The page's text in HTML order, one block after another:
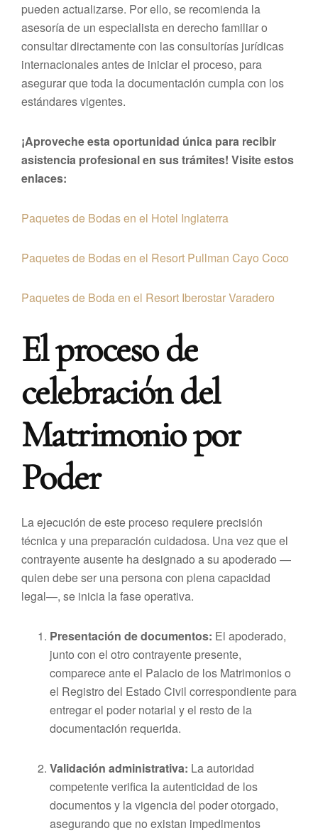
pueden actualizarse. Por ello, se recomienda la
asesoría de un especialista en derecho familiar o
consultar directamente con las consultorías jurídicas
internacionales antes de iniciar el proceso, para
asegurar que toda la documentación cumpla con los
estándares vigentes.
¡Aproveche esta oportunidad única para recibir
asistencia profesional en sus trámites! Visite estos
enlaces:
Paquetes de Bodas en el Hotel Inglaterra
Paquetes de Bodas en el Resort Pullman Cayo Coco
Paquetes de Boda en el Resort Iberostar Varadero
El proceso de
celebración del
Matrimonio por
Poder
La ejecución de este proceso requiere precisión
técnica y una preparación cuidadosa. Una vez que el
contrayente ausente ha designado a su apoderado —
quien debe ser una persona con plena capacidad
legal—, se inicia la fase operativa.
Presentación de documentos: El apoderado,
junto con el otro contrayente presente,
comparece ante el Palacio de los Matrimonios o
el Registro del Estado Civil correspondiente para
entregar el poder notarial y el resto de la
documentación requerida.
Validación administrativa: La autoridad
competente verifica la autenticidad de los
documentos y la vigencia del poder otorgado,
asegurando que no existan impedimentos